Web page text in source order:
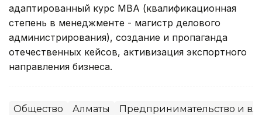
адаптированный курс MBA (квалификационная
степень в менеджменте - магистр делового
администрирования), создание и пропаганда
отечественных кейсов, активизация экспортного
направления бизнеса.
Общество Алматы Предпринимательство и